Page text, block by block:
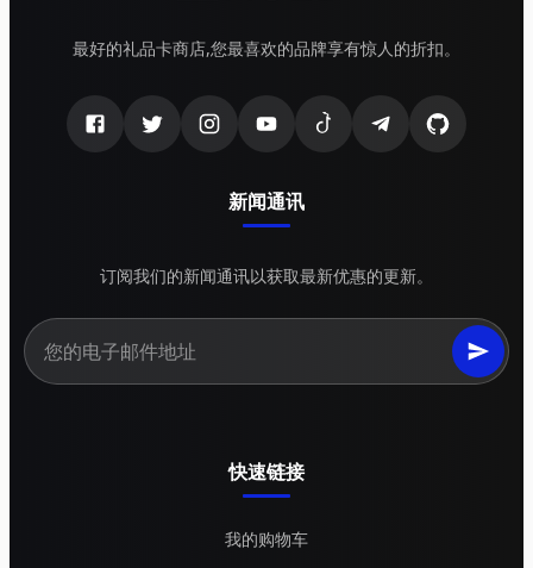
最好的礼品卡商店,您最喜欢的品牌享有惊人的折扣。
新闻通讯
订阅我们的新闻通讯以获取最新优惠的更新。
快速链接
我的购物车